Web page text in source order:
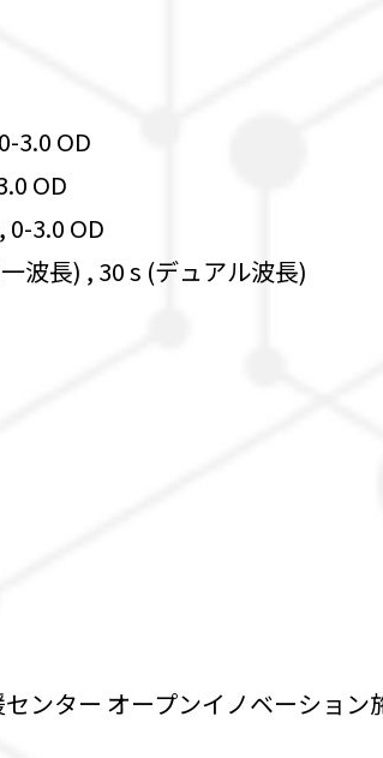
3.0 OD
OD
3.0 OD
波長) , 30 s (デュアル波長)
ンター オープンイノベーション